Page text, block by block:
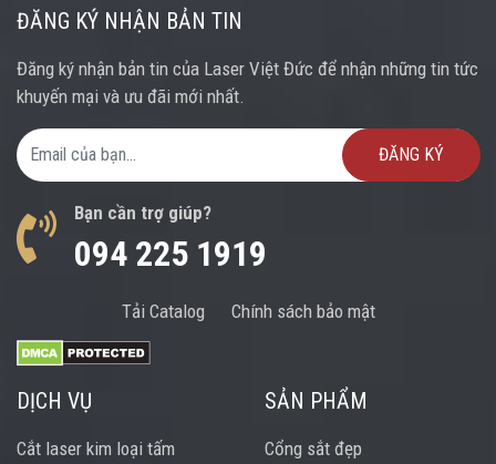
ĐĂNG KÝ NHẬN BẢN TIN
Đăng ký nhận bản tin của Laser Việt Đức để nhận những tin tức
khuyến mại và ưu đãi mới nhất.
Email Address
Bạn cần trợ giúp?
094 225 1919
Tải Catalog Chính sách bảo mật
DỊCH VỤ
Cắt laser kim loại tấm
SẢN PHẨM
Cổng sắt đẹp